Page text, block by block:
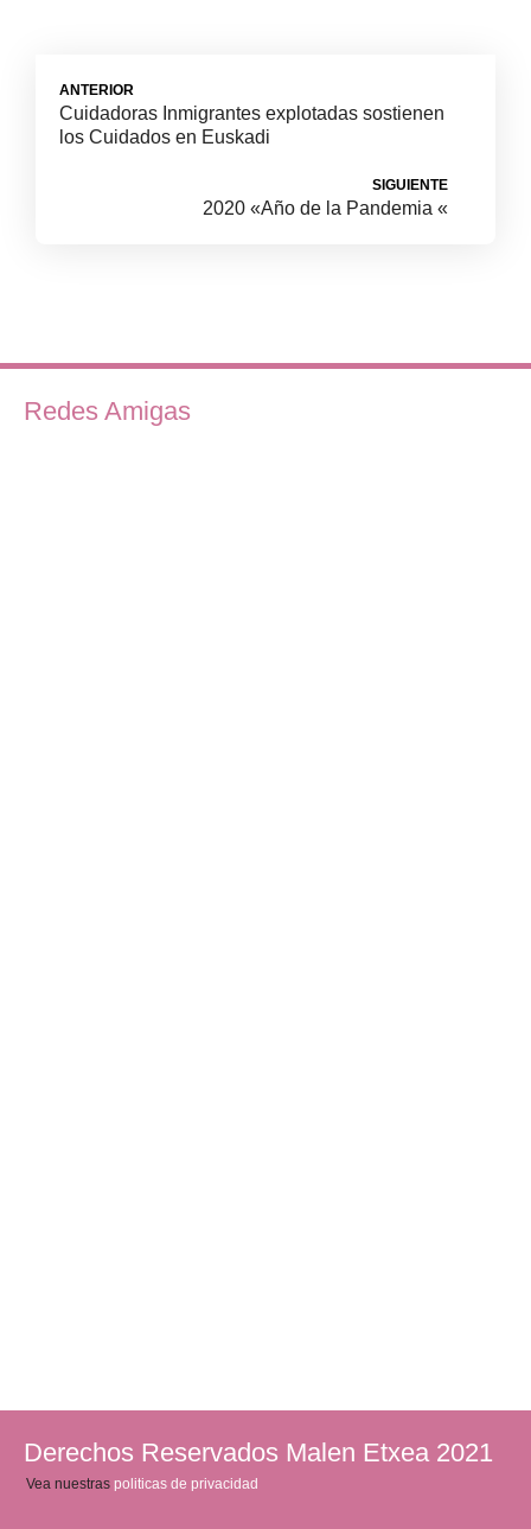
ANTERIOR
Cuidadoras Inmigrantes explotadas sostienen
los Cuidados en Euskadi
SIGUIENTE
2020 «Año de la Pandemia «
Redes Amigas
Derechos Reservados Malen Etxea 2021
Vea nuestras politicas de privacidad